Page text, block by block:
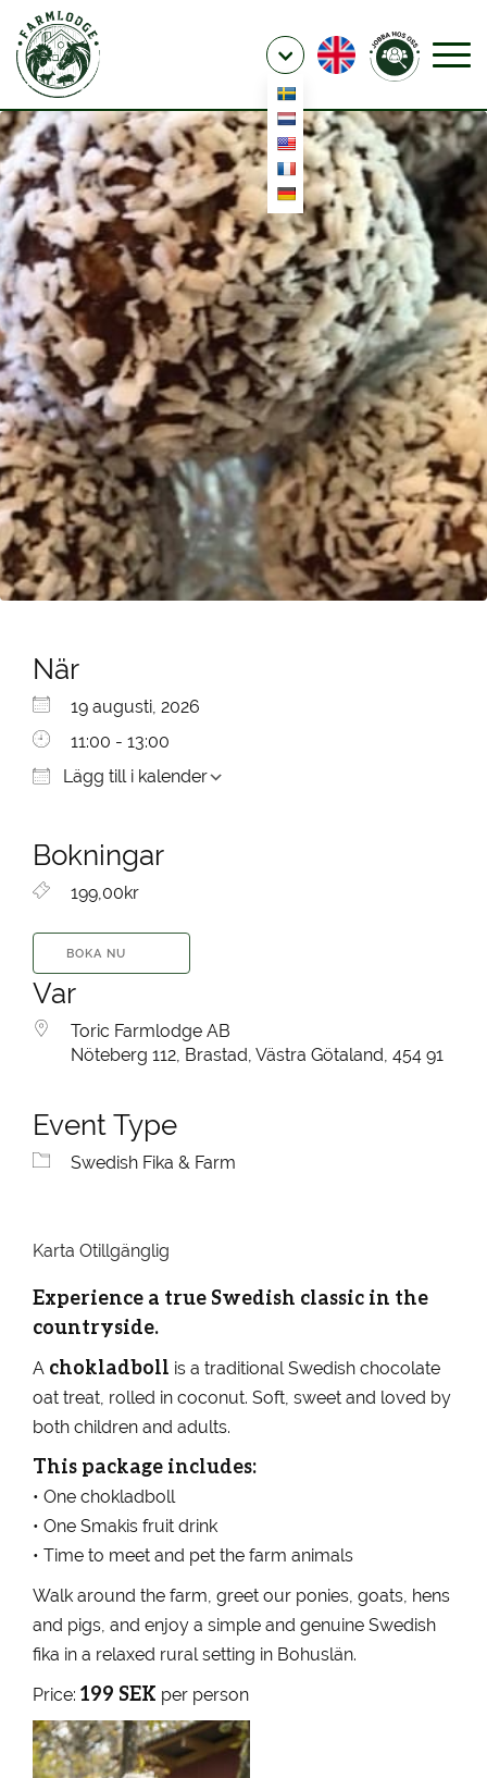
När
19 augusti, 2026
11:00 - 13:00
Lägg till i kalender
Ladda ner ICS
Bokningar
199,00kr
BOKA NU
Var
Toric Farmlodge AB
Nöteberg 112, Brastad, Västra Götaland, 454 91
Event Type
Swedish Fika & Farm
Karta Otillgänglig
Experience a true Swedish classic in the
countryside.
A chokladboll is a traditional Swedish chocolate
oat treat, rolled in coconut. Soft, sweet and loved by
both children and adults.
This package includes:
• One chokladboll
• One Smakis fruit drink
• Time to meet and pet the farm animals
Walk around the farm, greet our ponies, goats, hens
and pigs, and enjoy a simple and genuine Swedish
fika in a relaxed rural setting in Bohuslän.
Price: 199 SEK per person